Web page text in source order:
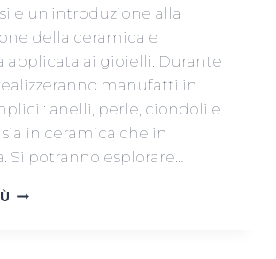
e un’introduzione alla
della ceramica e
applicata ai gioielli. Durante
manufatti in
: anelli, perle, ciondoli e
in ceramica che in
Si potranno esplorare…
CORSO